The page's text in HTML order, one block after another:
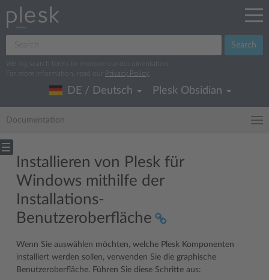
Search
We log search terms to improve our documentation.
For more information, read our
Privacy Policy
DE / Deutsch Plesk Obsidian
Documentation
Installieren von Plesk für
Windows mithilfe der
Installations-
Benutzeroberfläche
Wenn Sie auswählen möchten, welche Plesk Komponenten
installiert werden sollen, verwenden Sie die graphische
Benutzeroberfläche. Führen Sie diese Schritte aus: